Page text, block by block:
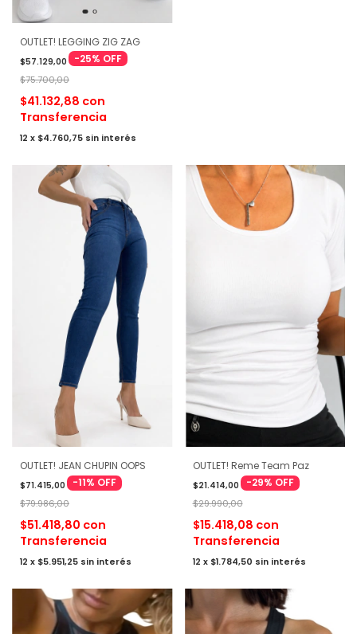
OUTLET! LEGGING ZIG ZAG
$57.129,00 -25% OFF
$75.700,00
$41.132,88 con
Transferencia
12 x $4.760,75 sin interés
OUTLET! JEAN CHUPIN OOPS
$71.415,00 -11% OFF
$79.986,00
$51.418,80 con
Transferencia
12 x $5.951,25 sin interés
OUTLET! Reme Team Paz
$21.414,00 -29% OFF
$29.990,00
$15.418,08 con
Transferencia
12 x $1.784,50 sin interés